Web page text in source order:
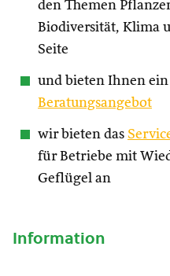
den Themen
Biodiversität, Klima
Seite
und bieten Ihnen
Beratungsangebot
wir bieten das
für Betriebe mit
Geflügel an
Information